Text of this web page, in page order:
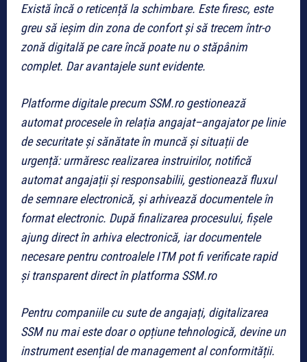
Există încă o reticență la schimbare. Este firesc, este
greu să ieșim din zona de confort și să trecem într-o
zonă digitală pe care încă poate nu o stăpânim
complet. Dar avantajele sunt evidente.
Platforme digitale precum SSM.ro gestionează
automat procesele în relația angajat–angajator pe linie
de securitate și sănătate în muncă și situații de
urgență: urmăresc realizarea instruirilor, notifică
automat angajații și responsabilii, gestionează fluxul
de semnare electronică, și arhivează documentele în
format electronic. După finalizarea procesului, fișele
ajung direct în arhiva electronică, iar documentele
necesare pentru controalele ITM pot fi verificate rapid
și transparent direct în platforma SSM.ro
Pentru companiile cu sute de angajați, digitalizarea
SSM nu mai este doar o opțiune tehnologică, devine un
instrument esențial de management al conformității.